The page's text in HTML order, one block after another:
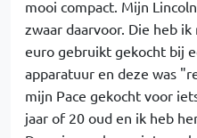
mooi compact. Mijn
zwaar daarvoor. Die heb
euro gebruikt gekocht bij
apparatuur en deze was
mijn Pace gekocht voor
jaar of 20 oud en ik heb